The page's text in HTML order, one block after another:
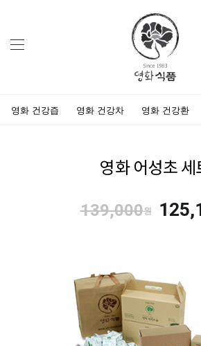
영화 건강즙 영화 건강차 영화 건강환
영화 어성초 세
139,000원